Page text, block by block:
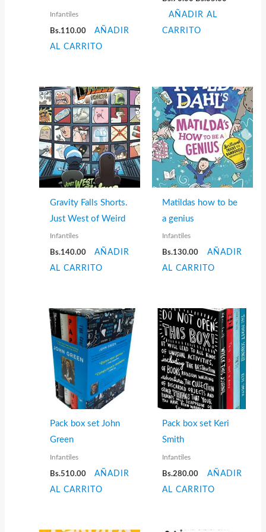
Infantiles
Bs.110.00
AÑADIR
AL CARRITO
original
era:
Bs.70.00.
AÑADIR AL
CARRITO
Gravity Falls Shorts.
Just West of Weird
Infantiles
Bs.140.00
AÑADIR
AL CARRITO
Matildas how to be
a genius
Infantiles
Bs.130.00
AÑADIR
AL CARRITO
Pack box set John
Green
Infantiles
Bs.510.00
AÑADIR
AL CARRITO
Pack box set Keri
Smith
Infantiles
Bs.280.00
AÑADIR
AL CARRITO